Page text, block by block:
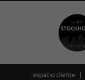
espacio cliente